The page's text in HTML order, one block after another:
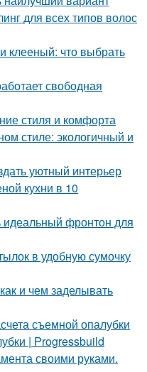
для всех типов волос
клееный: что выбрать
свободная
стиля и комфорта
стиле: экологичный и
уютный интерьер
кухни в 10
идеальный фронтон для
в удобную сумочку
и чем заделывать
съемной опалубки
| Progressbuild
своими руками.